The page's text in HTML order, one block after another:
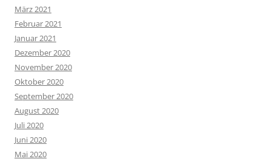
März 2021
Februar 2021
Januar 2021
Dezember 2020
November 2020
Oktober 2020
September 2020
August 2020
Juli 2020
Juni 2020
Mai 2020